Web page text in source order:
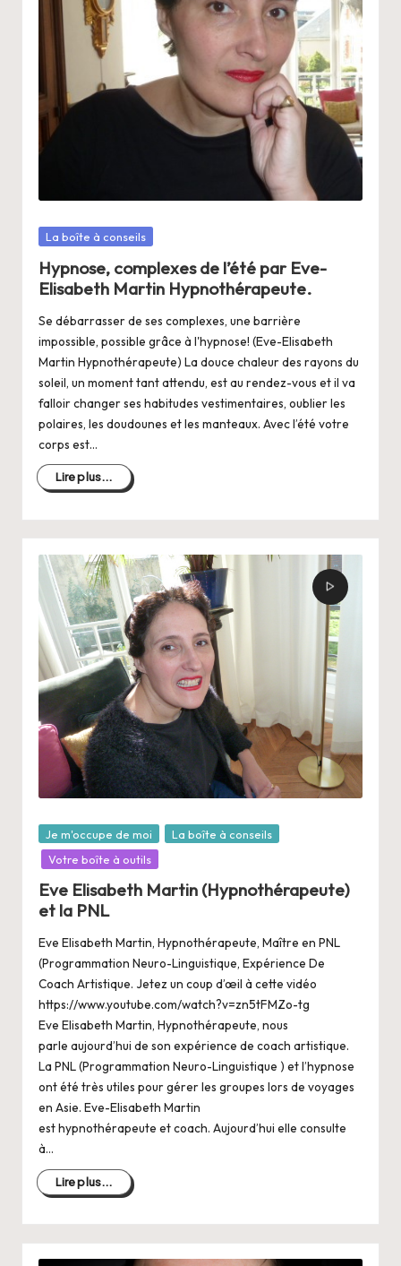
n
g
e
r
a
V
ie
Posté
La boîte à conseils
Hypnose, complexes de l’été par Eve-
Elisabeth Martin Hypnothérapeute.
Se débarrasser de ses complexes, une barrière
impossible, possible grâce à l'hypnose! (Eve-Elisabeth
Martin Hypnothérapeute) La douce chaleur des rayons du
soleil, un moment tant attendu, est au rendez-vous et il va
falloir changer ses habitudes vestimentaires, oublier les
polaires, les doudounes et les manteaux. Avec l’été votre
corps est…
Lire plus...
Posté
dans
Je m'occupe de moi
La boîte à conseils
Votre boîte à outils
Eve Elisabeth Martin (Hypnothérapeute)
et la PNL
Eve Elisabeth Martin, Hypnothérapeute, Maître en PNL
(Programmation Neuro-Linguistique, Expérience De
Coach Artistique. Jetez un coup d’œil à cette vidéo
https://www.youtube.com/watch?v=zn5tFMZo-tg
Eve Elisabeth Martin, Hypnothérapeute, nous
parle aujourd’hui de son expérience de coach artistique.
La PNL (Programmation Neuro-Linguistique ) et l’hypnose
ont été très utiles pour gérer les groupes lors de voyages
en Asie. Eve-Elisabeth Martin
est hypnothérapeute et coach. Aujourd’hui elle consulte
à…
Lire plus...